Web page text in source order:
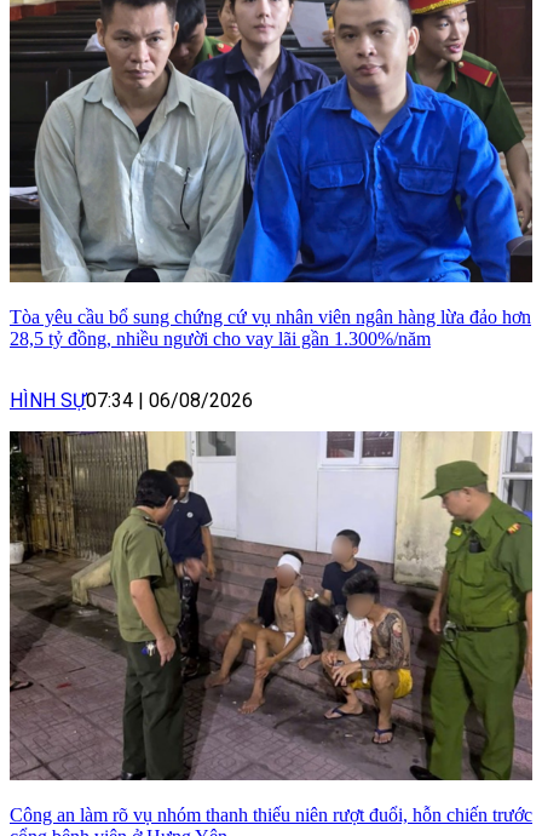
Tòa yêu cầu bổ sung chứng cứ vụ nhân viên ngân hàng lừa đảo hơn
28,5 tỷ đồng, nhiều người cho vay lãi gần 1.300%/năm
HÌNH SỰ07:34 | 06/08/2026
Công an làm rõ vụ nhóm thanh thiếu niên rượt đuổi, hỗn chiến trước